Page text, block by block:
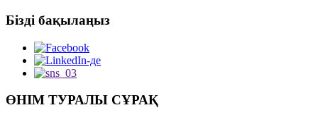
Бізді бақылаңыз
ӨНІМ ТУРАЛЫ СҰРАҚ